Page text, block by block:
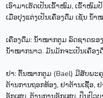
ເອົາມາເຮັດເປັນເຂົ້າໜົມ, ເຂົ້າໜົມ
ເມື່ອປຸງແຕ່ງເປັນເຄື່ອງດື່ມ ເຊັ່ນ ນ້ຳ
ເຄື່ອງດື່ມ: ນ້ຳໝາກຕູມ ລົດຊາດຂ
ນ້ຳໝາກນາວ. ມັນມັກຈະເປັນເຄື່ອ
ຢາ: ຕົ້ນໝາກຕູມ (Bael) ມີສັບພະ
ຕ້ານການຖອກທ້ອງ, ຢາຕ້ານເຊື້ອ,
ອັກເສບ, ຕ້ານການອັກເສບ, ປິ່ນປົວ